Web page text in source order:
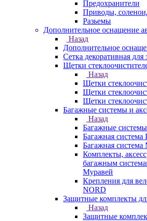
Предохранители
Приводы,
Разьемы
Дополнительное оснащение
Назад
Дополнительное
Сетка декоративная
Щетки
Назад
Щетки
Щетки
Щетки
Багажные системы и
Назад
Багажные
Багажная
Багажная система
Комплекты,
багажным
Муравей
Крепления для
NORD
Защитные комплекты
Назад
Защитные